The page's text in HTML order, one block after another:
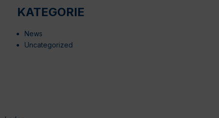
KATEGORIE
News
Uncategorized